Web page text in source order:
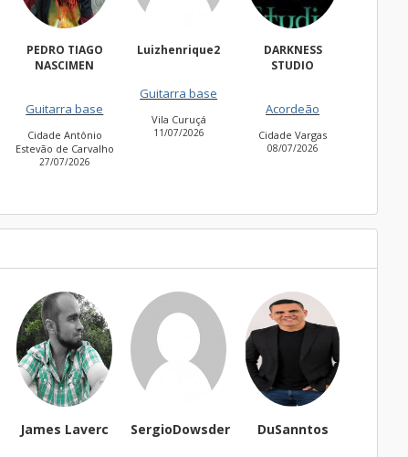
Luizhenrique2
Vila Curuçá
11/07/2026
DARKNESS
Cidade Vargas
Bacharell
Cidade Jardim
30/06/2026
SergioDowsder DuSanntos Dom marins